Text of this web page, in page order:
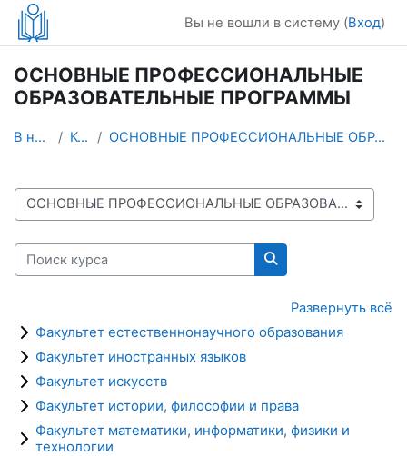
Перейти к основному содержанию
Вы не вошли в систему (Вход)
ОСНОВНЫЕ ПРОФЕССИОНАЛЬНЫЕ
ОБРАЗОВАТЕЛЬНЫЕ ПРОГРАММЫ
В начало Курсы ОСНОВНЫЕ ПРОФЕССИОНАЛЬНЫЕ ОБРАЗОВАТЕЛЬНЫЕ ПРОГРАММЫ
Категории курсов
Поиск курса
Поиск курса
Развернуть всё
Факультет естественнонаучного образования
Факультет иностранных языков
Факультет искусств
Факультет истории, философии и права
Факультет математики, информатики, физики и
технологии